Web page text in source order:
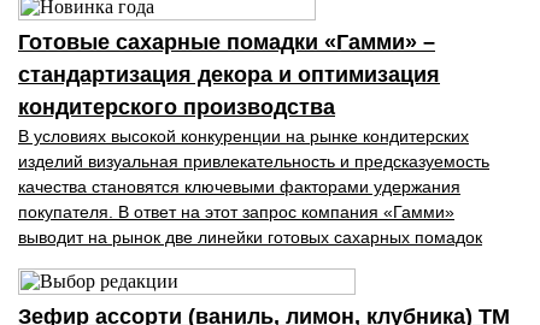
Готовые сахарные помадки «Гамми» –
стандартизация декора и оптимизация
кондитерского производства
В условиях высокой кон­куренции на рынке конди­терских
изделий визуальная привлекательность и пред­сказуемость
качества ста­новятся ключевыми факто­рами удержания
покупателя. В ответ на этот запрос компания «Гамми»
выводит на рынок две линейки готовых сахарных помадок
Зефир ассорти (ваниль, лимон, клубника) ТМ